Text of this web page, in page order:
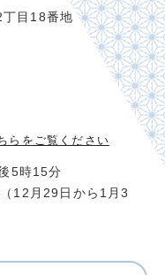
丁目18番地
らをご覧ください
5時15分
12月29日から1月3